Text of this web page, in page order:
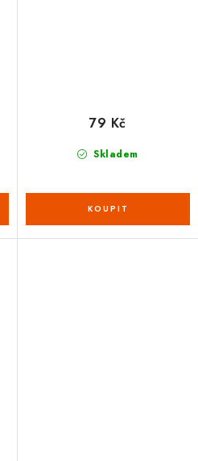
Skladem
79 Kč